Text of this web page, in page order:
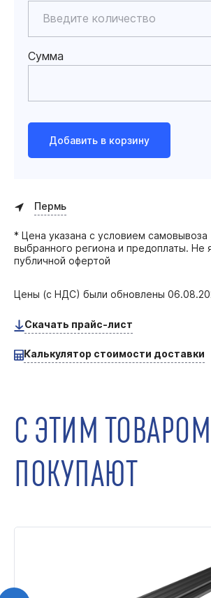
Сумма
Добавить в корзину
Пермь
* Цена указана с условием самовывоза
выбранного региона и предоплаты. Не
публичной офертой
Цены (с НДС) были обновлены
Скачать прайс-лист
Калькулятор стоимости доставки
С ЭТИМ ТОВАРОМ
ПОКУПАЮТ